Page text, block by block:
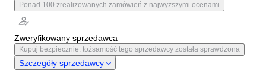
Ponad 100 zrealizowanych zamówień z najwyższymi ocenami
Zweryfikowany sprzedawca
Kupuj bezpiecznie: tożsamość tego sprzedawcy została sprawdzona
Szczegóły sprzedawcy